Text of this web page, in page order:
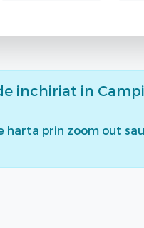
inchiriat in
harta prin zoom out